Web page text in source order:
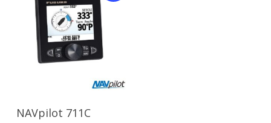
Select Options
NAVpilot 711C